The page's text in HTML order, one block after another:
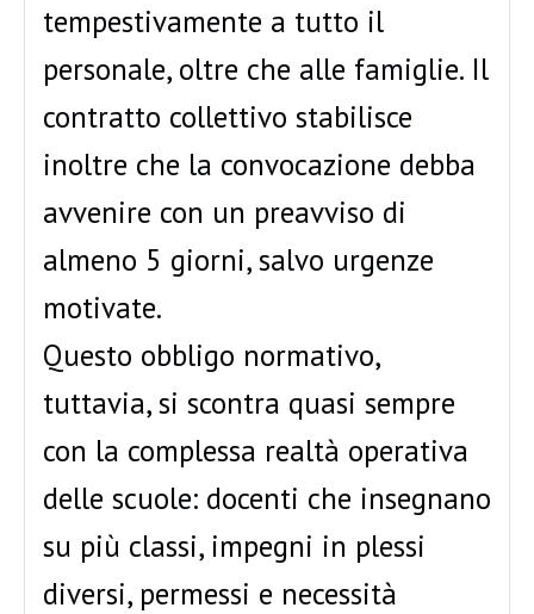
tempestivamente a tutto il
personale, oltre che alle famiglie. Il
contratto collettivo stabilisce
inoltre che la convocazione debba
avvenire con un preavviso di
almeno 5 giorni, salvo urgenze
motivate.
Questo obbligo normativo,
tuttavia, si scontra quasi sempre
con la complessa realtà operativa
delle scuole: docenti che insegnano
su più classi, impegni in plessi
diversi, permessi e necessità